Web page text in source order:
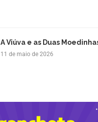
A Viúva e as Duas
11 de maio de 2026